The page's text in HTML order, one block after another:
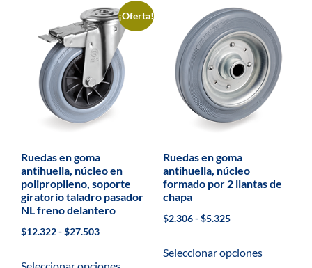
¡Oferta!
Ruedas en goma
antihuella, núcleo en
polipropileno, soporte
giratorio taladro pasador
NL freno delantero
$12.322-$27.503
Ruedas en goma
antihuella, núcleo
formado por 2 llantas de
chapa
$2.306-$5.325
Seleccionar opciones